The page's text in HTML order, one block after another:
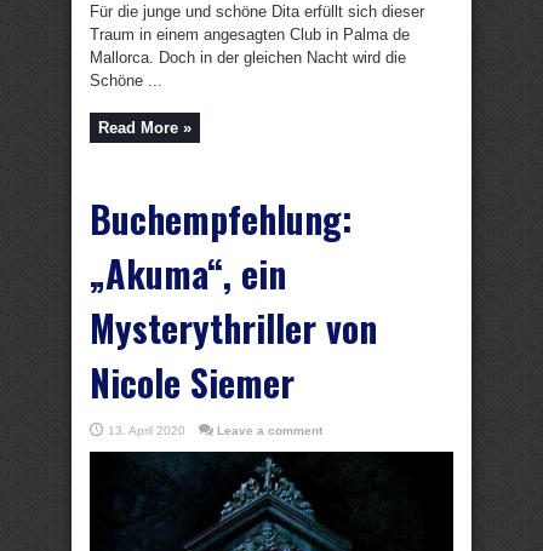
Für die junge und schöne Dita erfüllt sich dieser
Traum in einem angesagten Club in Palma de
Mallorca. Doch in der gleichen Nacht wird die
Schöne ...
Read More »
Buchempfehlung:
„Akuma“, ein
Mysterythriller von
Nicole Siemer
13. April 2020 Leave a comment